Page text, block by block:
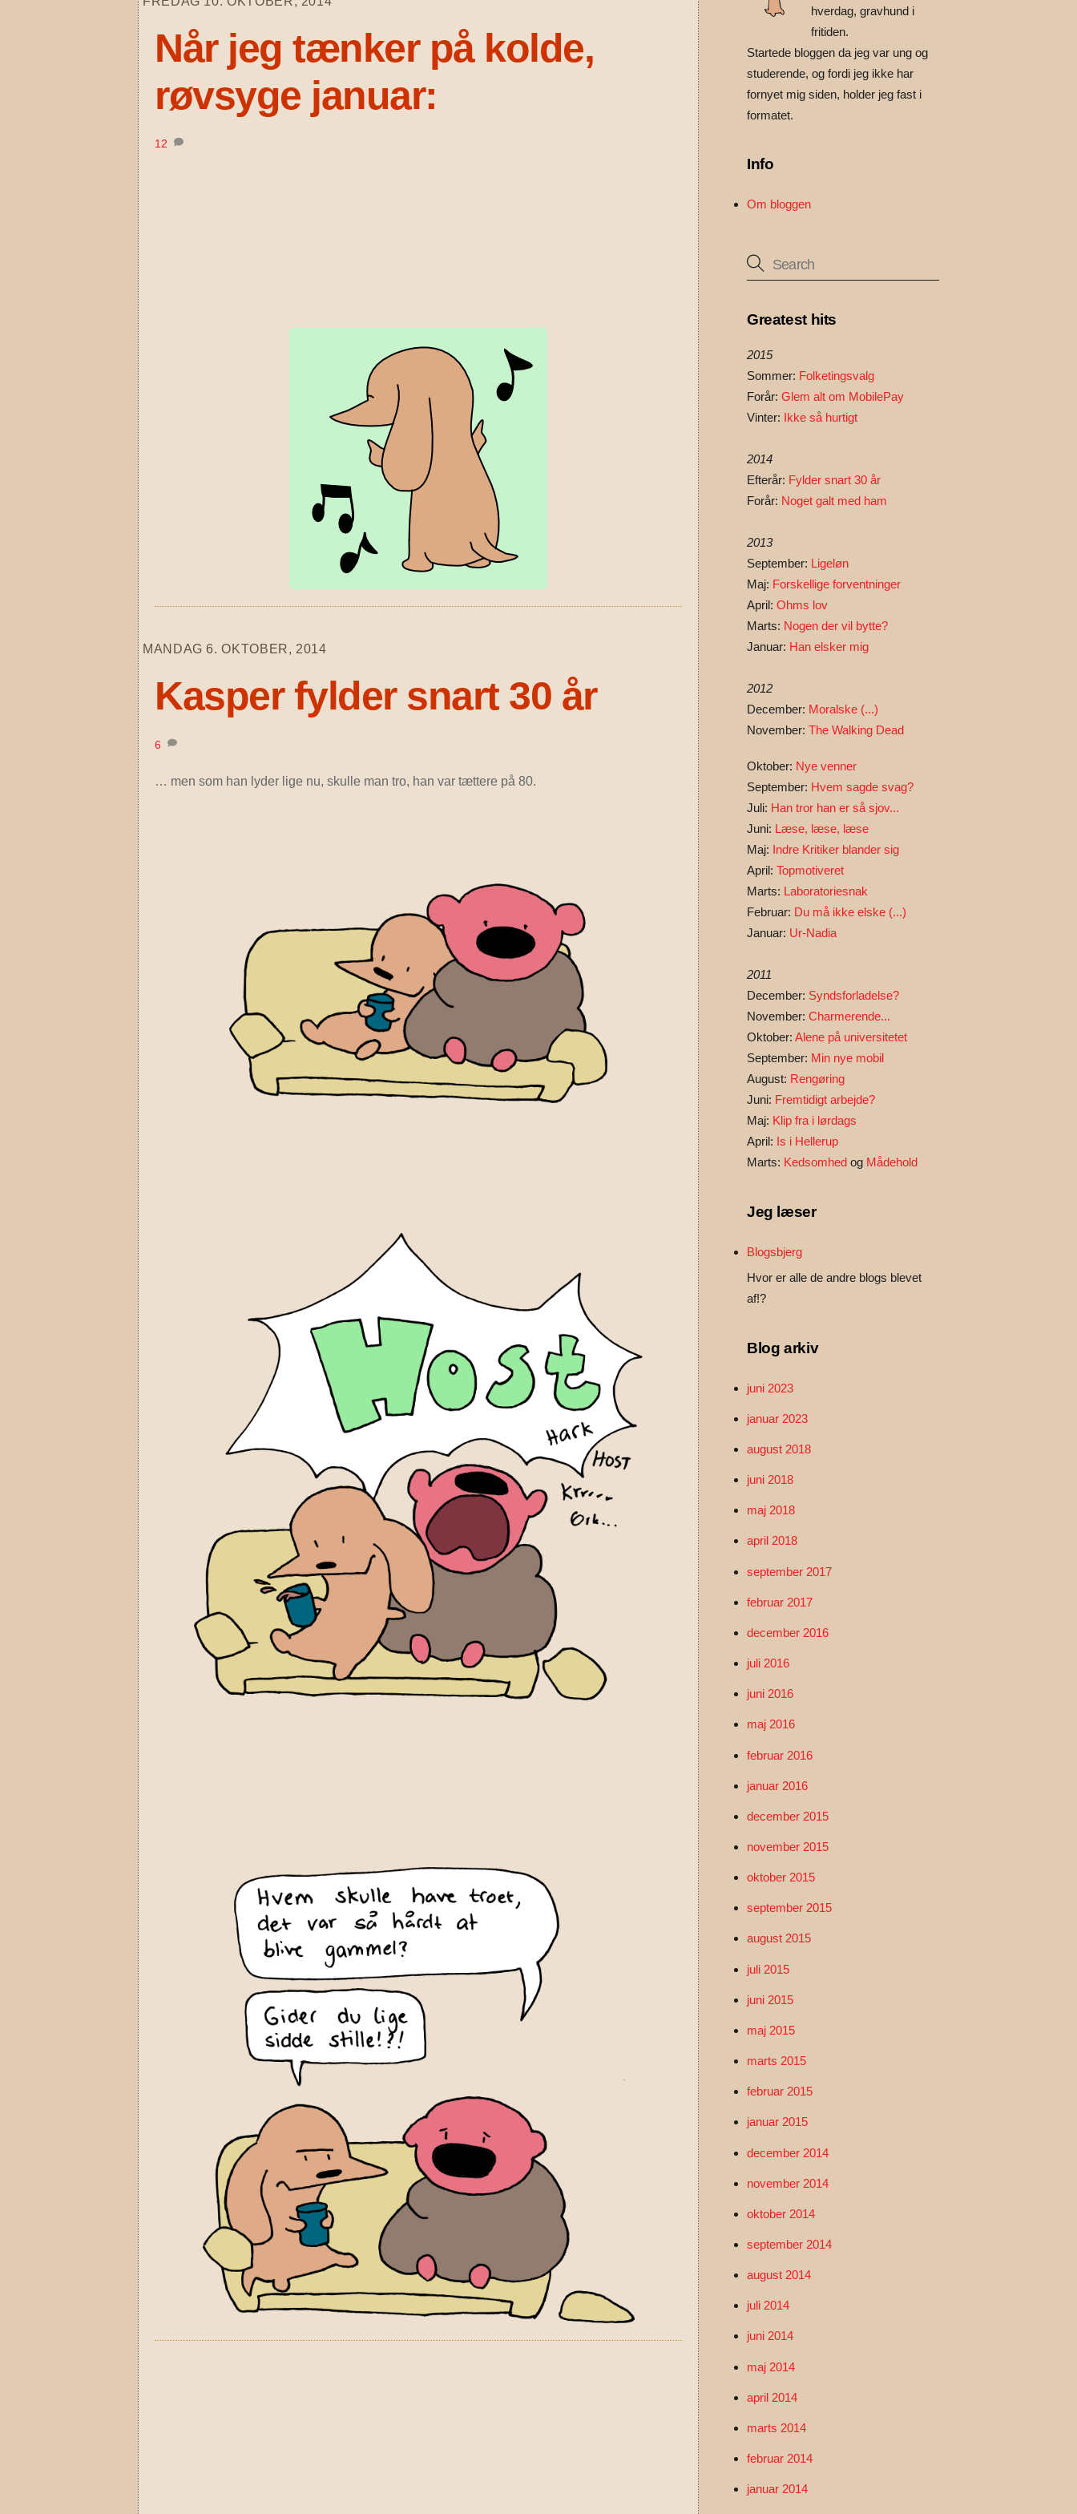
Når jeg tænker på kolde,
røvsyge januar:
12
MANDAG 6. OKTOBER, 2014
Kasper fylder snart 30 år
6
… men som han lyder lige nu, skulle man tro, han var tættere på 80.
hverdag, gravhund i
fritiden.
Startede bloggen da jeg var ung og
studerende, og fordi jeg ikke har
fornyet mig siden, holder jeg fast i
formatet.
Info
Om bloggen
Greatest hits
2015
Sommer: Folketingsvalg
Forår: Glem alt om MobilePay
Vinter: Ikke så hurtigt
2014
Efterår: Fylder snart 30 år
Forår: Noget galt med ham
2013
September: Ligeløn
Maj: Forskellige forventninger
April: Ohms lov
Marts: Nogen der vil bytte?
Januar: Han elsker mig
2012
December: Moralske (...)
November: The Walking Dead
Oktober: Nye venner
September: Hvem sagde svag?
Juli: Han tror han er så sjov...
Juni: Læse, læse, læse
Maj: Indre Kritiker blander sig
April: Topmotiveret
Marts: Laboratoriesnak
Februar: Du må ikke elske (...)
Januar: Ur-Nadia
2011
December: Syndsforladelse?
November: Charmerende...
Oktober: Alene på universitetet
September: Min nye mobil
August: Rengøring
Juni: Fremtidigt arbejde?
Maj: Klip fra i lørdags
April: Is i Hellerup
Marts: Kedsomhed og Mådehold
Jeg læser
Blogsbjerg
Hvor er alle de andre blogs blevet
af!?
Blog arkiv
juni 2023
januar 2023
august 2018
juni 2018
maj 2018
april 2018
september 2017
februar 2017
december 2016
juli 2016
juni 2016
maj 2016
februar 2016
januar 2016
december 2015
november 2015
oktober 2015
september 2015
august 2015
juli 2015
juni 2015
maj 2015
marts 2015
februar 2015
januar 2015
december 2014
november 2014
oktober 2014
september 2014
august 2014
juli 2014
juni 2014
maj 2014
april 2014
marts 2014
februar 2014
januar 2014